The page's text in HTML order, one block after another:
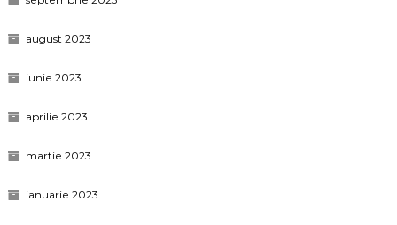
august 2023
iunie 2023
aprilie 2023
martie 2023
ianuarie 2023